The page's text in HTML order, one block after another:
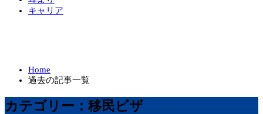
キャリア
Home
過去の記事一覧
カテゴリー：移民ビザ